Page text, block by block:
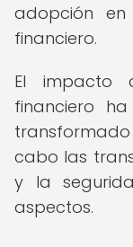
adopción en
financiero.
El impacto
financiero
cabo las
y la
aspectos.